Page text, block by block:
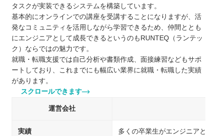
タスクが実装できるシステムを構築しています。
基本的にオンラインでの講座を受講することになりますが、活
発なコミュニティを活用しながら学習できるため、仲間ととも
にエンジニアとして成長できるというのもRUNTEQ（ランテッ
ク）ならではの魅力です。
就職・転職支援では自己分析や書類作成、面接練習などもサポ
ートしており、これまでにも幅広い業界に就職・転職した実績
があります。
スクロールできます
運営会社
実績 多くの卒業生がエンジニアとし